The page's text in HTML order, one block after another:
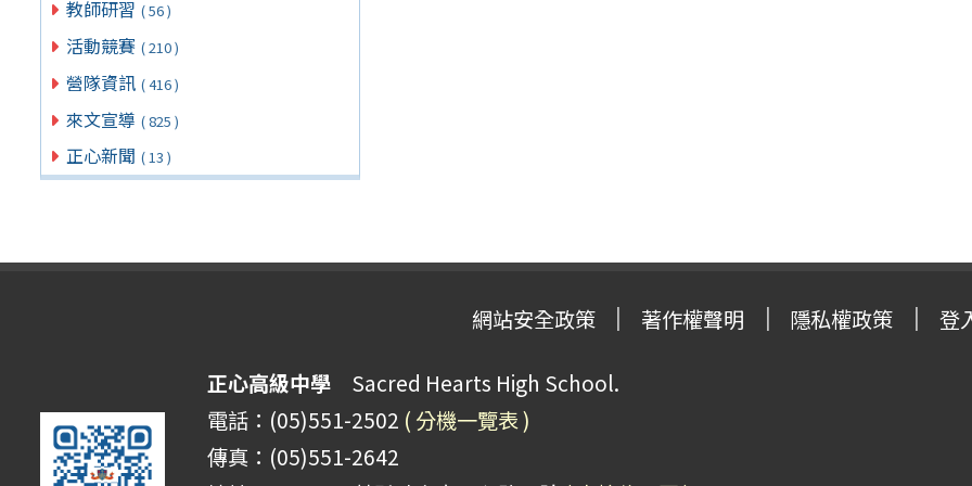
教師研習 ( 56 )
活動競賽 ( 210 )
營隊資訊 ( 416 )
來文宣導 ( 825 )
正心新聞 ( 13 )
網站安全政策 著作權聲明 隱私權政策 登
正心高級中學Sacred Hearts High School.
電話：(05)551-2502 ( 分機一覽表 )
傳真：(05)551-2642